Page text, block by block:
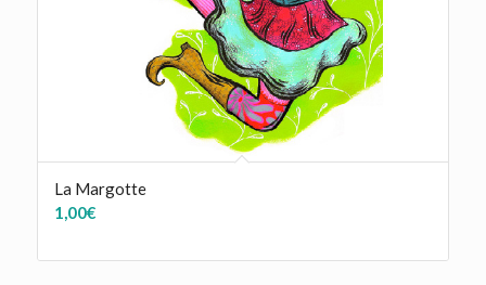
La Margotte
1,00€